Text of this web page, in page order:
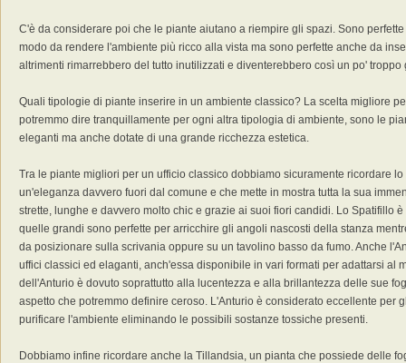
C'è da considerare poi che le piante aiutano a riempire gli spazi. Sono
modo da rendere l'ambiente più ricco alla vista ma sono perfette anche da
altrimenti rimarrebbero del tutto inutilizzati e diventerebbero così un po' troppo
Quali tipologie di piante inserire in un ambiente classico? La scelta migliore
potremmo dire tranquillamente per ogni altra tipologia di ambiente, sono le
eleganti ma anche dotate di una grande ricchezza estetica.
Tra le piante migliori per un ufficio classico dobbiamo sicuramente ricordare
un'eleganza davvero fuori dal comune e che mette in mostra tutta la sua
strette, lunghe e davvero molto chic e grazie ai suoi fiori candidi. Lo Spatifillo
quelle grandi sono perfette per arricchire gli angoli nascosti della stanza
da posizionare sulla scrivania oppure su un tavolino basso da fumo. Anche
uffici classici ed elaganti, anch'essa disponibile in vari formati per adattarsi al
dell'Anturio è dovuto soprattutto alla lucentezza e alla brillantezza delle sue
aspetto che potremmo definire ceroso. L'Anturio è considerato eccellente per
purificare l'ambiente eliminando le possibili sostanze tossiche presenti.
Dobbiamo infine ricordare anche la Tillandsia, un pianta che possiede delle